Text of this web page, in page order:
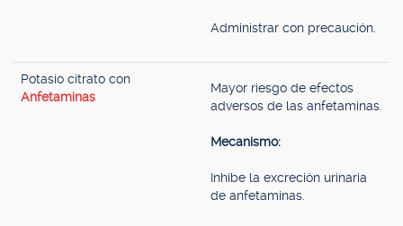
Administrar con precaución.
Potasio citrato con
Anfetaminas
Mayor riesgo de efectos
adversos de las anfetaminas.
Mecanismo:
Inhibe la excreción urinaria
de anfetaminas.